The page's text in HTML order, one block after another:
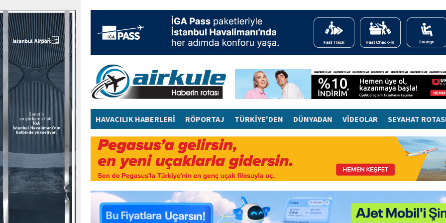
HAVACILIK HABERLERİ RÖPORTAJ TÜRKİYE'DEN DÜNYADAN VİDEOLAR SEYAHAT